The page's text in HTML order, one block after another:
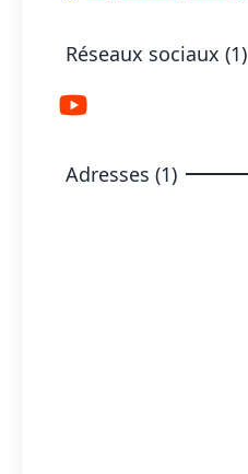
Réseaux sociaux (1)
Adresses (1)